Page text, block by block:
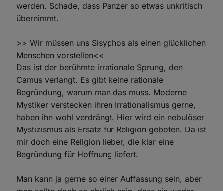
werden. Schade, dass Panzer so etwas unkritisch
übernimmt.
>> Wir müssen uns Sisyphos als einen glücklichen
Menschen vorstellen<<
Das ist der berühmte irrationale Sprung, den
Camus verlangt. Es gibt keine rationale
Begründung, warum man das muss. Moderne
Mystiker verstecken ihren Irrationalismus gerne,
haben ihn wohl verdrängt. Hier wird ein nebulöser
Mystizismus als Ersatz für Religion geboten. Da ist
mir doch eine Religion lieber, die klar eine
Begründung für Hoffnung liefert.
Man kann ja gerne so einer Auffassung sein, aber